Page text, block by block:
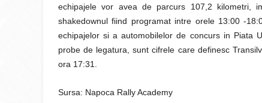
echipajele vor avea de parcurs 107,2 kilometri,
shakedownul fiind programat intre orele 13:00 -
echipajelor si a automobilelor de concurs in Piata
probe de legatura, sunt cifrele care definesc
ora 17:31.
Sursa: Napoca Rally Academy